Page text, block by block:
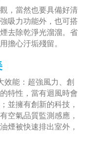
，當然也要具備好清
吸力功能外，也可搭
去除乾淨光溜溜。省
擔心汙垢殘留。
效能：超強風力、創
特性，當有迴風時會
並擁有創新的科技，
空氣品質監測感應，
煙被快速排出室外，